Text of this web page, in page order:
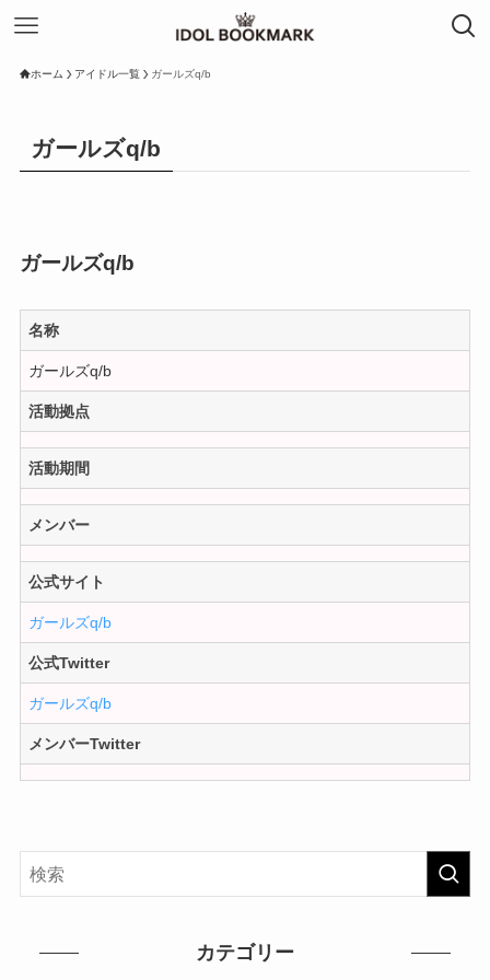
ホーム アイドル一覧 ガールズq/b
ガールズq/b
ガールズq/b
名称
ガールズq/b
活動拠点
活動期間
メンバー
公式サイト
ガールズq/b
公式Twitter
ガールズq/b
メンバーTwitter
カテゴリー